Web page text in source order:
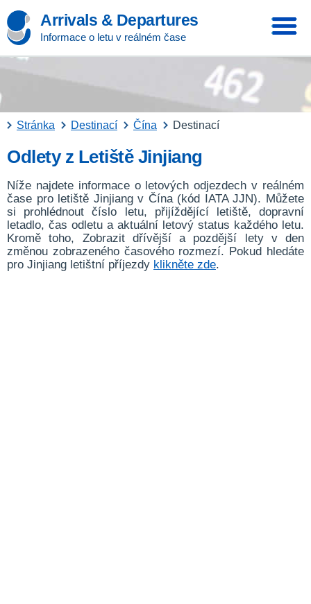
Arrivals & Departures
Informace o letu v reálném čase
Stránka Destinací Čína Destinací
Odlety z Letiště Jinjiang
Níže najdete informace o letových odjezdech v reálném
čase pro letiště Jinjiang v Čína (kód IATA JJN). Můžete
si prohlédnout číslo letu, přijíždějící letiště, dopravní
letadlo, čas odletu a aktuální letový status každého letu.
Kromě toho, Zobrazit dřívější a pozdější lety v den
změnou zobrazeného časového rozmezí. Pokud hledáte
pro Jinjiang letištní příjezdy klikněte zde.